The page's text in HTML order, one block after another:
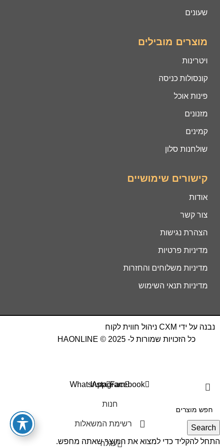
שעונים
מוצרים מובילים
ויטרינות
קונסולות כניסה
פינות אוכל
מזנונים
קמינים
שולחנות סלון
קישורים שימושיים
אודות
צור קשר
הצהרת נגישות
מדיניות פרטיות
מדיניות משלוחים והחזרות
מדיניות תנאי השימוש
נבנה על ידי CXM ניהול חווית לקוח
כל הזכויות שמורות ל- HAONLINE © 2025
Search
התחל להקליד כדי למצוא את המוצר שאתה מחפש.
Facebook
Instagram
WhatsApp
חנות
רשימת המשאלות
0 עגלה